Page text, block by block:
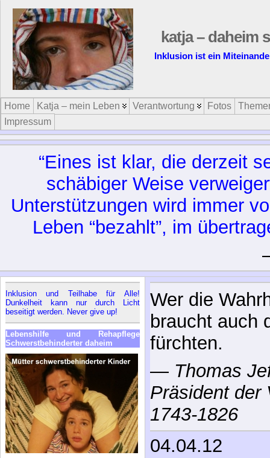
katja – daheim
Inklusion lässt sich
Home Katja – mein Leben Verantwortung Fotos
Impressum
“Eines ist klar, die derzeit
schäbiger Weise
Unterstützungen wird immer
Leben “bezahlt”, im
Inklusion und Teilhabe für Alle!
Dunkelheit kann nur durch Licht
beseitigt werden. Never give up!
Lebenshilfe und Rehapflege
Schwerstbehinderter daheim
Wer die
braucht auch
fürchten.
— Thomas
Präsident der
1743-1826
04.04.12